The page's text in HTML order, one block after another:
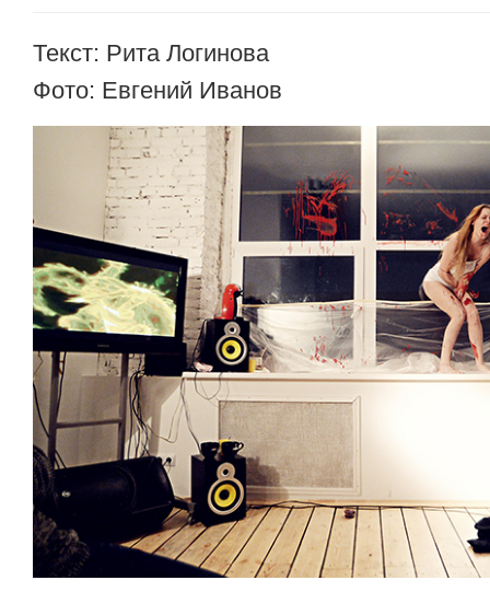
Текст: Рита Логинова
Фото: Евгений Иванов